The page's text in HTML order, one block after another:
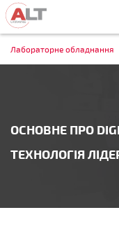
Лабораторне обладнання
ОСНОВНЕ ПРО
ТЕХНОЛОГІЯ